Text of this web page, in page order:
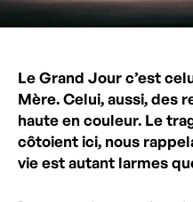
Le Grand Jour c’est
Mère. Celui, aussi, des
haute en couleur. Le
côtoient ici, nous
vie est autant larmes